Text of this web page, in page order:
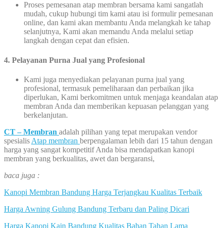
Proses pemesanan atap membran bersama kami sangatlah
mudah, cukup hubungi tim kami atau isi formulir pemesanan
online, dan kami akan membantu Anda melangkah ke tahap
selanjutnya, Kami akan memandu Anda melalui setiap
langkah dengan cepat dan efisien.
4. Pelayanan Purna Jual yang Profesional
Kami juga menyediakan pelayanan purna jual yang
profesional, termasuk pemeliharaan dan perbaikan jika
diperlukan, Kami berkomitmen untuk menjaga keandalan atap
membran Anda dan memberikan kepuasan pelanggan yang
berkelanjutan.
CT – Membran adalah pilihan yang tepat merupakan vendor
spesialis Atap membran berpengalaman lebih dari 15 tahun dengan
harga yang sangat kompetitif Anda bisa mendapatkan kanopi
membran yang berkualitas, awet dan bergaransi,
baca juga :
Kanopi Membran Bandung Harga Terjangkau Kualitas Terbaik
Harga Awning Gulung Bandung Terbaru dan Paling Dicari
Harga Kanopi Kain Bandung Kualitas Bahan Tahan Lama